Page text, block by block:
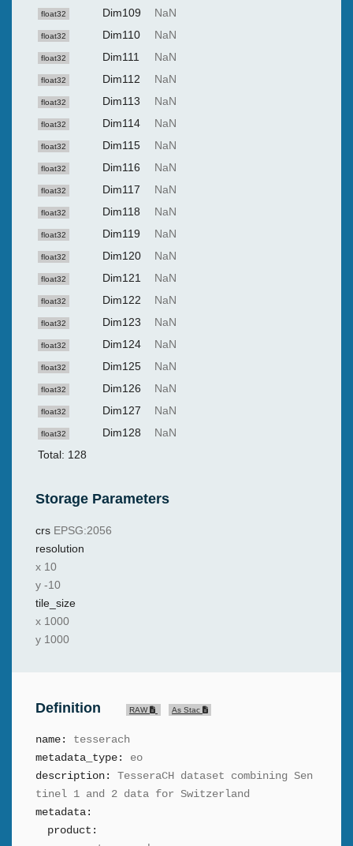
float32 Dim109 NaN
float32 Dim110 NaN
float32 Dim111 NaN
float32 Dim112 NaN
float32 Dim113 NaN
float32 Dim114 NaN
float32 Dim115 NaN
float32 Dim116 NaN
float32 Dim117 NaN
float32 Dim118 NaN
float32 Dim119 NaN
float32 Dim120 NaN
float32 Dim121 NaN
float32 Dim122 NaN
float32 Dim123 NaN
float32 Dim124 NaN
float32 Dim125 NaN
float32 Dim126 NaN
float32 Dim127 NaN
float32 Dim128
NaN
Total: 128
Storage Parameters
crs EPSG:2056
resolution
x 10
y -10
tile_size
x 1000
y 1000
Definition RAW As Stac
name:
tesserach
metadata_type:
eo
description:
TesseraCH dataset combining Sen
tinel 1 and 2 data for Switzerland
metadata:
product: